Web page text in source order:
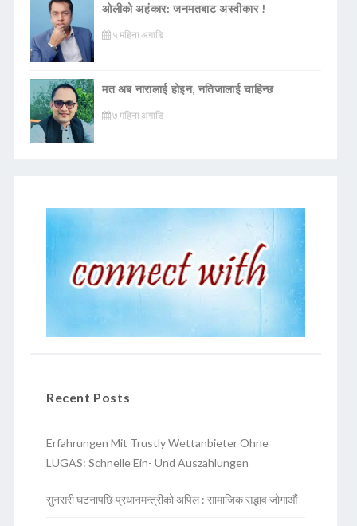
ओलीको अहंकार: जनमतबाट अस्वीकार !
५ महिना अगाडि
मत अब नारालाई होइन, नतिजालाई चाहिन्छ
७ महिना अगाडि
Recent Posts
Erfahrungen Mit Trustly Wettanbieter Ohne
LUGAS: Schnelle Ein- Und Auszahlungen
सुनसरी घटनापछि प्रधानमन्त्रीको अपिल : सामाजिक सद्भाव जोगाऔं